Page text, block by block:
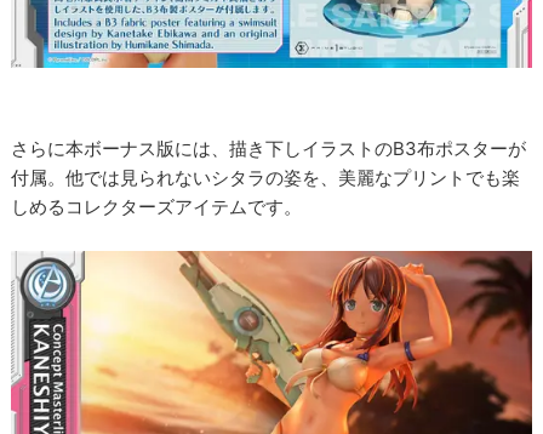
さらに本ボーナス版には、描き下しイラストのB3布ポスターが
付属。他では見られないシタラの姿を、美麗なプリントでも楽
しめるコレクターズアイテムです。